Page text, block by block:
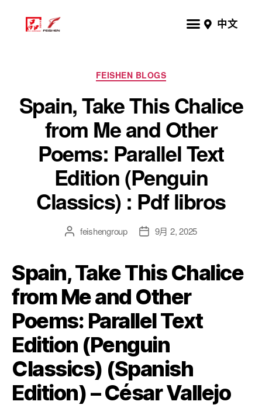
中文
FEISHEN BLOGS
Spain, Take This Chalice
from Me and Other
Poems: Parallel Text
Edition (Penguin
Classics) : Pdf libros
feishengroup 9月 2, 2025
Spain, Take This Chalice
from Me and Other
Poems: Parallel Text
Edition (Penguin
Classics) (Spanish
Edition) – César Vallejo